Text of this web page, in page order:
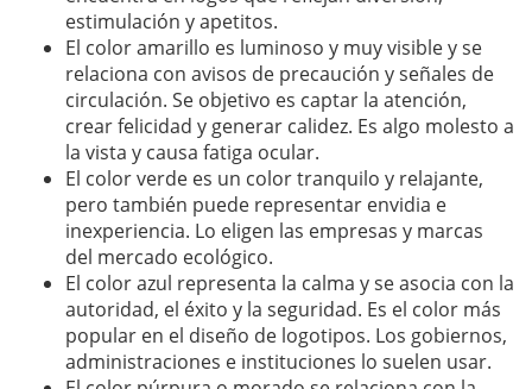
estimulación y apetitos.
El color amarillo es luminoso y muy visible y se
relaciona con avisos de precaución y señales de
circulación. Se objetivo es captar la atención,
crear felicidad y generar calidez. Es algo molesto a
la vista y causa fatiga ocular.
El color verde es un color tranquilo y relajante,
pero también puede representar envidia e
inexperiencia. Lo eligen las empresas y marcas
del mercado ecológico.
El color azul representa la calma y se asocia con la
autoridad, el éxito y la seguridad. Es el color más
popular en el diseño de logotipos. Los gobiernos,
administraciones e instituciones lo suelen usar.